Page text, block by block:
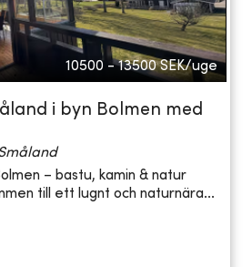
10500 - 13500 SEK/uge
i byn Bolmen med
– bastu, kamin & natur
till ett lugnt och naturnära...